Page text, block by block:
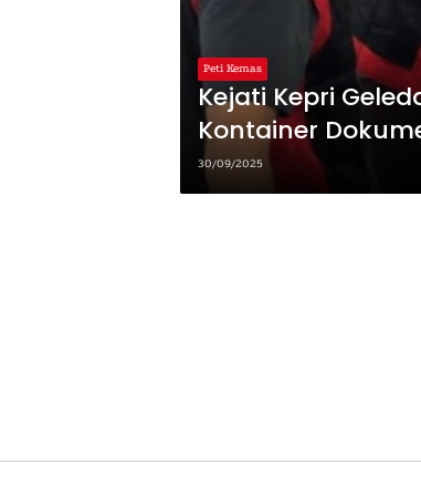
Peti Kemas
Kejati Kepri
Kontainer
30/09/2025